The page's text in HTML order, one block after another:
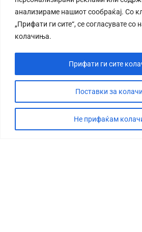
анализираме нашиот сообраќај. Со
„Прифати ги сите“, се согласувате со
колачиња.
Поставки за
Не прифаќам
Прифати ги сите